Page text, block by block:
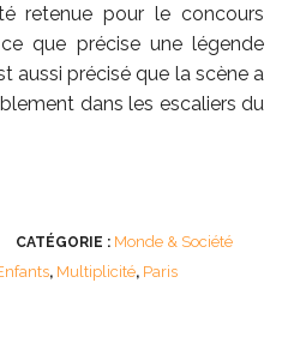
retenue pour le concours
que précise une légende
aussi précisé que la scène a
dans les escaliers du
CATÉGORIE : Monde & Société
, Multiplicité, Paris